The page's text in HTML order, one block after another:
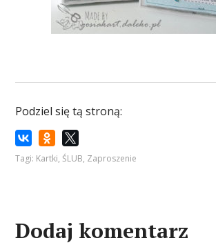
Podziel się tą stroną:
Tagi: Kartki,ŚLUB, Zaproszenie
Dodaj komentarz